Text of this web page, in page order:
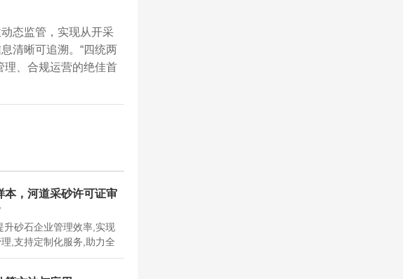
态监管，实现从开采
清晰可追溯。“四统两
理、合规运营的绝佳首
本，河道采砂许可证审
升砂石企业管理效率,实现
,支持定制化服务,助力全